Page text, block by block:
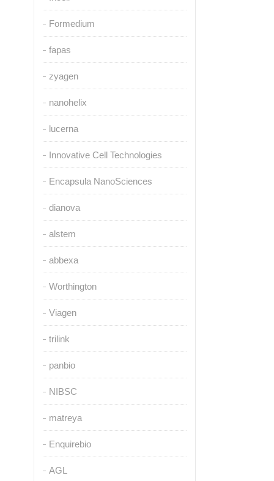
Formedium
fapas
zyagen
nanohelix
lucerna
Innovative Cell Technologies
Encapsula NanoSciences
dianova
alstem
abbexa
Worthington
Viagen
trilink
panbio
NIBSC
matreya
Enquirebio
AGL